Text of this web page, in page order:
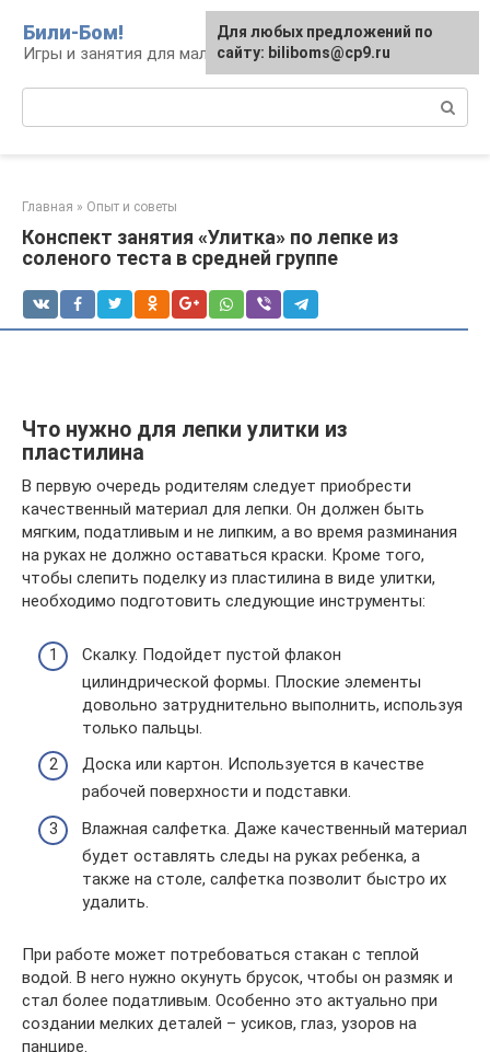
контенту
Били-Бом!
Игры и занятия для малышей и школьников
Главная » Опыт и советы
Конспект занятия «Улитка» по лепке из
соленого теста в средней группе
Что нужно для лепки улитки из
пластилина
В первую очередь родителям следует приобрести
качественный материал для лепки. Он должен быть
мягким, податливым и не липким, а во время разминания
на руках не должно оставаться краски. Кроме того,
чтобы слепить поделку из пластилина в виде улитки,
необходимо подготовить следующие инструменты:
Скалку. Подойдет пустой флакон
цилиндрической формы. Плоские элементы
довольно затруднительно выполнить, используя
только пальцы.
Доска или картон. Используется в качестве
рабочей поверхности и подставки.
Влажная салфетка. Даже качественный материал
будет оставлять следы на руках ребенка, а
также на столе, салфетка позволит быстро их
удалить.
При работе может потребоваться стакан с теплой
водой. В него нужно окунуть брусок, чтобы он размяк и
стал более податливым. Особенно это актуально при
создании мелких деталей – усиков, глаз, узоров на
панцире.
Для любых предложений по
сайту: biliboms@cp9.ru